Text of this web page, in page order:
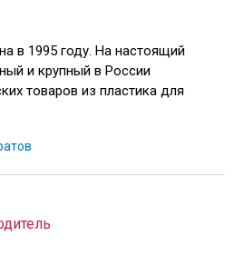
в 1995 году. На настоящий
и крупный в России
товаров из пластика для